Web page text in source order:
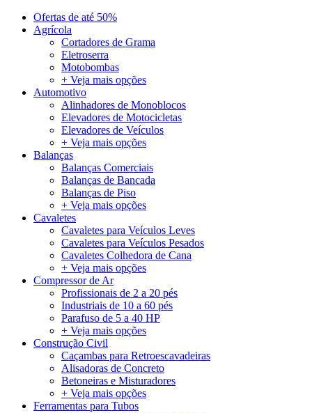
Ofertas de até 50%
Agrícola
Cortadores de Grama
Eletroserra
Motobombas
+ Veja mais opções
Automotivo
Alinhadores de Monoblocos
Elevadores de Motocicletas
Elevadores de Veículos
+ Veja mais opções
Balanças
Balanças Comerciais
Balanças de Bancada
Balanças de Piso
+ Veja mais opções
Cavaletes
Cavaletes para Veículos Leves
Cavaletes para Veículos Pesados
Cavaletes Colhedora de Cana
+ Veja mais opções
Compressor de Ar
Profissionais de 2 a 20 pés
Industriais de 10 a 60 pés
Parafuso de 5 a 40 HP
+ Veja mais opções
Construção Civil
Caçambas para Retroescavadeiras
Alisadoras de Concreto
Betoneiras e Misturadores
+ Veja mais opções
Ferramentas para Tubos